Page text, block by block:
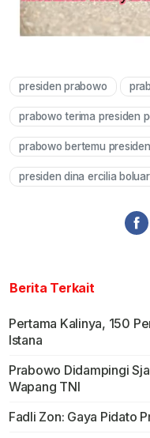
presiden prabowo
prabowo terima presiden
prabowo bertemu
presiden dina ercilia
Berita Terkait
Pertama Kalinya, 150
Istana
Prabowo Didampingi
Wapang TNI
Fadli Zon: Gaya Pidato